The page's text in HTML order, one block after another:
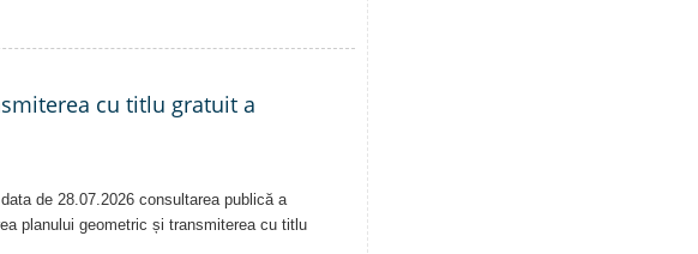
cu titlu gratuit a
de 28.07.2026 consultarea publică a
planului geometric și transmiterea cu titlu